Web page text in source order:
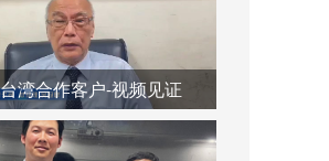
湾合作客户-视频见证